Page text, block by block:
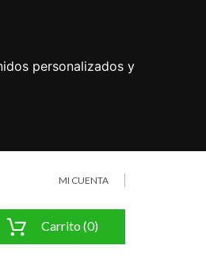
personalizados y
MI CUENTA
Carrito (0)